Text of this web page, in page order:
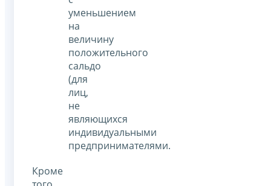
уменьшением
на
величину
положительного
сальдо
(для
лиц,
не
являющихся
индивидуальными
предпринимателями.
Кроме